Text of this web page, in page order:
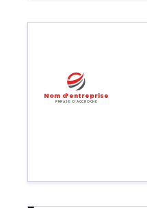
Nom d'entreprise
Phrase d'accroche